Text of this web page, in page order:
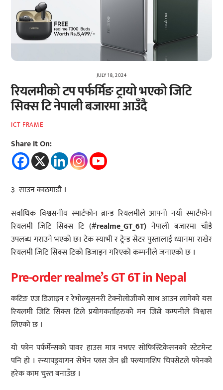
JULY 18, 2024
रियलमीको टप पर्फर्मिङ ट्रायो भएको जिटि
सिक्स टि नेपाली बजारमा आउँदै
ICT FRAME
Share It On:
३ साउन काठमाडौं ।
सर्वाधिक विश्वसनीय स्मार्टफोन ब्रान्ड रियलमीले आफ्नो नयाँ स्मार्टफोन
रियलमी जिटि सिक्स टि (#realme_GT_6T)नेपाली बजारमा चाँडै
उपलब्ध गराउने भएको छ। टेक स्याभी र ट्रेन्ड सेटर पुस्तालाई ध्यानमा राखेर
रियलमी जिटि सिक्स टिको डिजाइन गरिएको कम्पनीले जनाएको छ ।
Pre-order realme’s GT 6T in Nepal
कटिङ एज डिजाइन र रेभोल्युसनरी टेक्नोलोजीको साथ आउन लागेको यस
रियलमी जिटि सिक्स टिले प्रयोगकर्ताहरुको मन जित्ने कम्पनीले विश्वास
लिएको छ ।
यो फोन पर्फर्मेन्सको पावर हाउस मात्र नभएर सोफिस्टिकेसनको स्टेटमेन्ट
पनि हो । स्न्यापड्रयागन सेभेन प्लस जेन थ्री फ्ल्यागशिप चिपसेटले फोनको
हरेक काम चुस्त बनाउँछ ।